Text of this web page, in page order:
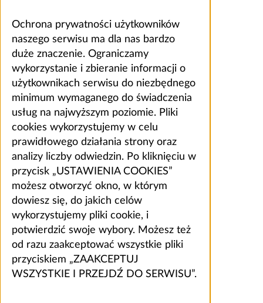
Ochrona prywatności użytkowników
naszego serwisu ma dla nas bardzo
duże znaczenie. Ograniczamy
wykorzystanie i zbieranie informacji o
użytkownikach serwisu do niezbędnego
minimum wymaganego do świadczenia
usług na najwyższym poziomie. Pliki
cookies wykorzystujemy w celu
prawidłowego działania strony oraz
analizy liczby odwiedzin. Po kliknięciu w
przycisk „USTAWIENIA COOKIES”
możesz otworzyć okno, w którym
dowiesz się, do jakich celów
wykorzystujemy pliki cookie, i
potwierdzić swoje wybory. Możesz też
od razu zaakceptować wszystkie pliki
przyciskiem „ZAAKCEPTUJ
WSZYSTKIE I PRZEJDŹ DO SERWISU”.